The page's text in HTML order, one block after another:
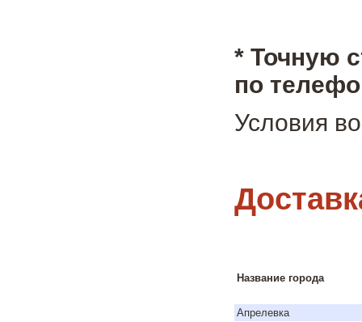
* Точную
по
Условия
Название города
Апрелевка